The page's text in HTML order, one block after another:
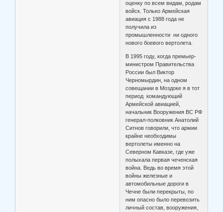
оценку по всем видам, родам
войск. Только Армейская
авиация с 1988 года не
получила из
промышленности ни одного
нового боевого вертолета.
В 1995 году, когда премьер-
министром Правительства
России был Виктор
Черномырдин, на одном
совещании в Моздоке я в тот
период командующий
Армейской авиацией,
начальник Вооружения ВС РФ
генерал-полковник Анатолий
Ситнов говорили, что армии
крайне необходимы
вертолеты именно на
Северном Кавказе, где уже
полыхала первая чеченская
война. Ведь во время этой
войны железные и
автомобильные дороги в
Чечне были перекрыты, по
ним опасно было перевозить
личный состав, вооружения,